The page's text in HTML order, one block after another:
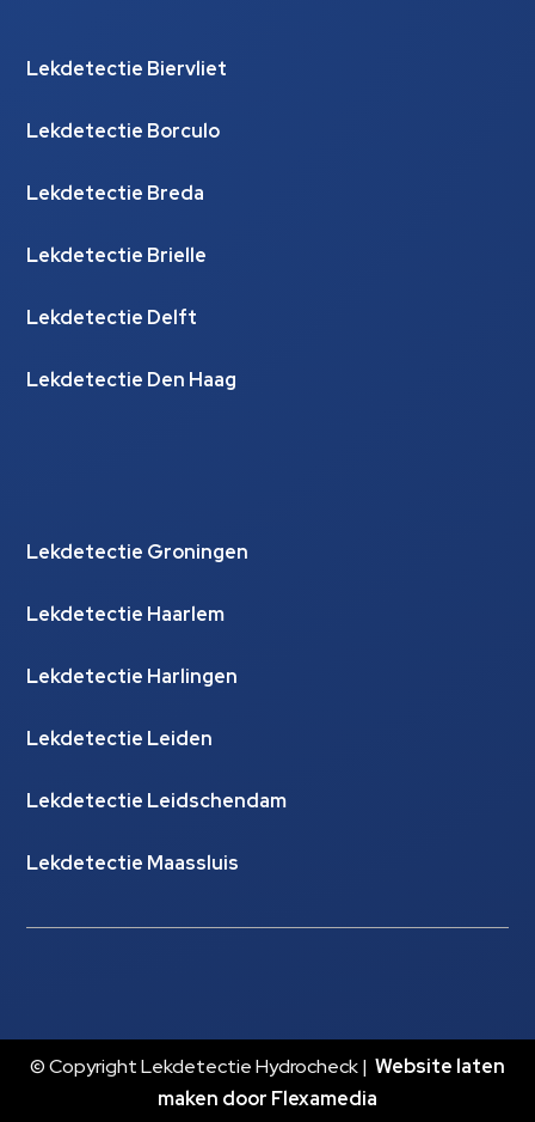
Lekdetectie Biervliet
Lekdetectie Borculo
Lekdetectie Breda
Lekdetectie Brielle
Lekdetectie Delft
Lekdetectie Den Haag
Lekdetectie Groningen
Lekdetectie Haarlem
Lekdetectie Harlingen
Lekdetectie Leiden
Lekdetectie Leidschendam
Lekdetectie Maassluis
© Copyright Lekdetectie Hydrocheck | Website laten
maken door Flexamedia